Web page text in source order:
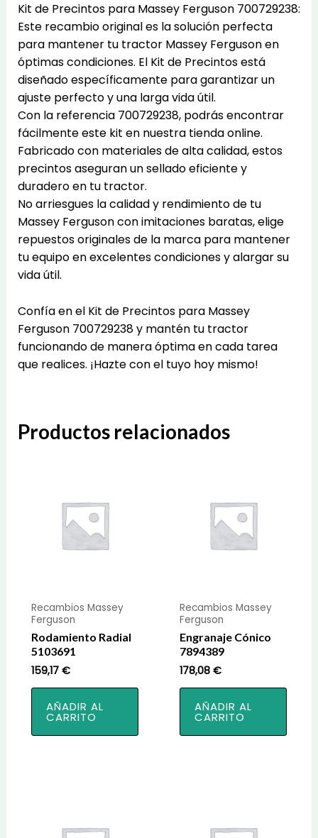
Kit de Precintos para Massey Ferguson 700729238:
Este recambio original es la solución perfecta
para mantener tu tractor Massey Ferguson en
óptimas condiciones. El Kit de Precintos está
diseñado específicamente para garantizar un
ajuste perfecto y una larga vida útil.
Con la referencia 700729238, podrás encontrar
fácilmente este kit en nuestra tienda online.
Fabricado con materiales de alta calidad, estos
precintos aseguran un sellado eficiente y
duradero en tu tractor.
No arriesgues la calidad y rendimiento de tu
Massey Ferguson con imitaciones baratas, elige
repuestos originales de la marca para mantener
tu equipo en excelentes condiciones y alargar su
vida útil.
Confía en el Kit de Precintos para Massey
Ferguson 700729238 y mantén tu tractor
funcionando de manera óptima en cada tarea
que realices. ¡Hazte con el tuyo hoy mismo!
Productos relacionados
Recambios Massey
Ferguson
Rodamiento Radial
5103691
159,17 €
AÑADIR AL
CARRITO
Recambios Massey
Ferguson
Engranaje Cónico
7894389
178,08€
AÑADIR AL
CARRITO